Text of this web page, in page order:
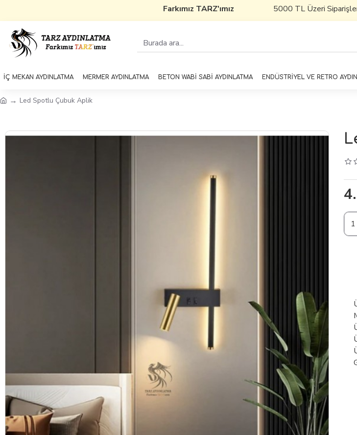
Farkımız TARZ'ımız5000 TL Üzeri Siparişlerde
İÇ MEKAN AYDINLATMA MERMER AYDINLATMA BETON WABİ SABİ AYDINLATMA ENDÜSTRİYEL VE RETRO
Led Spotlu Çubuk Aplik